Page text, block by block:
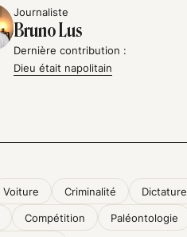
Journaliste
Bruno Lus
Dernière contribution :
Dieu était napolitain
Voiture Criminalité Dictature
Compétition Paléontologie